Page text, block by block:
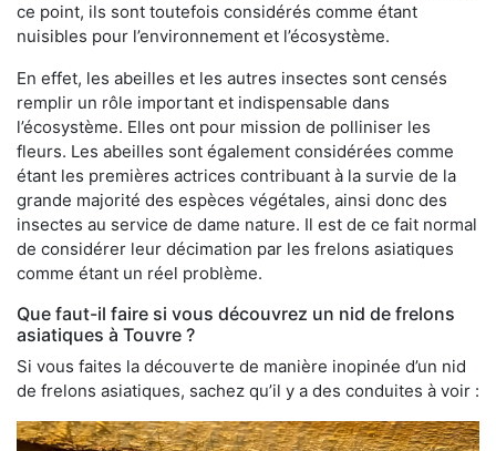
ce point, ils sont toutefois considérés comme étant
nuisibles pour l’environnement et l’écosystème.
En effet, les abeilles et les autres insectes sont censés
remplir un rôle important et indispensable dans
l’écosystème. Elles ont pour mission de polliniser les
fleurs. Les abeilles sont également considérées comme
étant les premières actrices contribuant à la survie de la
grande majorité des espèces végétales, ainsi donc des
insectes au service de dame nature. Il est de ce fait normal
de considérer leur décimation par les frelons asiatiques
comme étant un réel problème.
Que faut-il faire si vous découvrez un nid de frelons
asiatiques à Touvre ?
Si vous faites la découverte de manière inopinée d’un nid
de frelons asiatiques, sachez qu’il y a des conduites à voir :